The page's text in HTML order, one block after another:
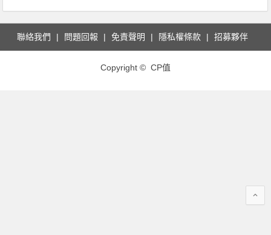
聯絡我們 問題回報 免責聲明 隱私權條款 招募夥伴
Copyright © CP值